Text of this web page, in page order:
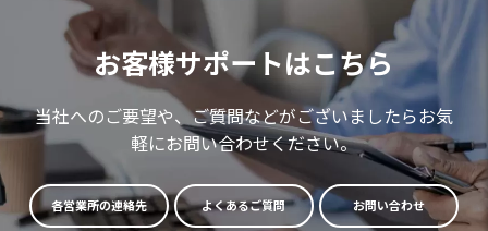
お客様サポートはこちら
当社へのご要望や、ご質問などがございましたらお気
軽にお問い合わせください。
各営業所の連絡先 よくあるご質問 お問い合わせ